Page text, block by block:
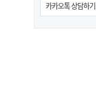
카카오톡 상담하기